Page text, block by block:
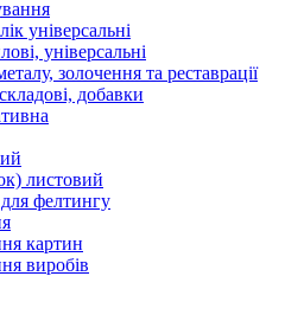
універсальні
універсальні
золочення та реставрації
добавки
листовий
фелтингу
картин
виробів